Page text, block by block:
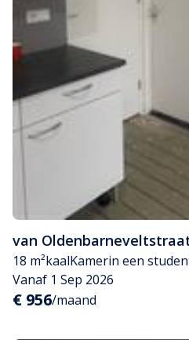
van
18 m²kaalKamerin een
Vanaf 1 Sep 2026
€ 956/maand